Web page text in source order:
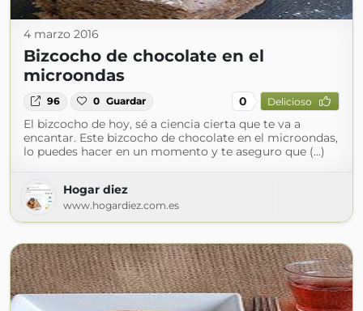
4 marzo 2016
Bizcocho de chocolate en el
microondas
96 0 Guardar 0 Delicioso
El bizcocho de hoy, sé a ciencia cierta que te va a
encantar. Este bizcocho de chocolate en el microondas,
lo puedes hacer en un momento y te aseguro que (...)
Hogar diez
www.hogardiez.com.es